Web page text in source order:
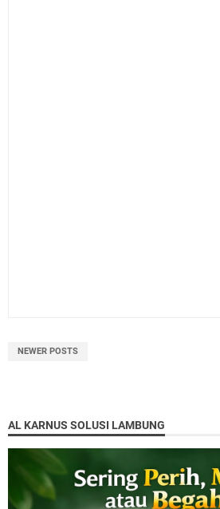
NEWER POSTS
AL KARNUS SOLUSI LAMBUNG